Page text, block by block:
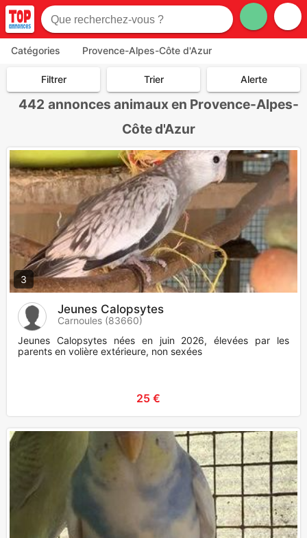
Catégories Provence-Alpes-Côte d'Azur
Filtrer Trier Alerte
442 annonces animaux en Provence-Alpes-
Côte d'Azur
3
Jeunes Calopsytes
Carnoules (83660)
Jeunes Calopsytes nées en juin 2026, élevées par les
parents en volière extérieure, non sexées
25 €